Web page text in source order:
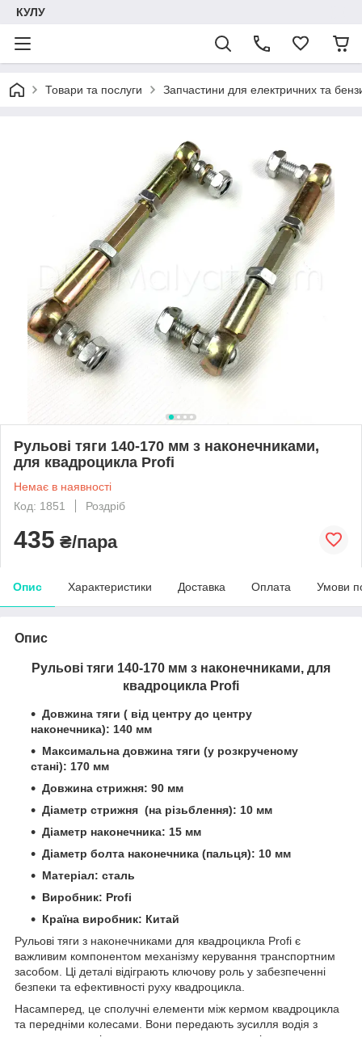
КУЛУ
Товари та послуги Запчастини для електричних та
Рульові тяги 140-170 мм з наконечниками,
для квадроцикла Profi
Немає в наявності
Код: 1851
Роздріб
435 ₴/пара
Опис Характеристики Доставка Оплата Умови
Опис
Рульові тяги 140-170 мм з наконечниками, для
квадроцикла Profi
Довжина тяги ( від центру до центру
наконечника): 140 мм
Максимальна довжина тяги (у розкрученому
стані): 170 мм
Довжина стрижня: 90 мм
Діаметр стрижня (на різьблення): 10 мм
Діаметр наконечника: 15 мм
Діаметр болта наконечника (пальця): 10 мм
Матеріал: сталь
Виробник: Profi
Країна виробник: Китай
Рульові тяги з наконечниками для квадроцикла Profi є
важливим компонентом механізму керування транспортним
засобом. Ці деталі відіграють ключову роль у забезпеченні
безпеки та ефективності руху квадроцикла.
Насамперед, це сполучні елементи між кермом квадроцикла
та передніми колесами. Вони передають зусилля водія з